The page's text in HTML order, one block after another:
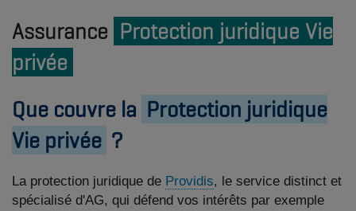
Assurance Protection juridique Vie
privée
Que couvre la Protection juridique
Vie privée ?
La protection juridique de Providis, le service distinct et
spécialisé d'AG, qui défend vos intérêts par exemple